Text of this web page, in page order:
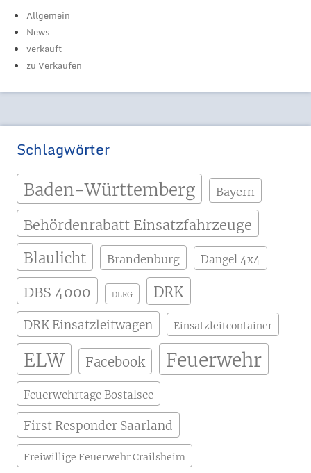
Allgemein
News
verkauft
zu Verkaufen
Schlagwörter
Baden-Württemberg Bayern
Behördenrabatt Einsatzfahrzeuge
Blaulicht Brandenburg Dangel 4x4
DBS 4000 DLRG DRK
DRK Einsatzleitwagen Einsatzleitcontainer
ELW Facebook Feuerwehr
Feuerwehrtage Bostalsee
First Responder Saarland
Freiwillige Feuerwehr Crailsheim